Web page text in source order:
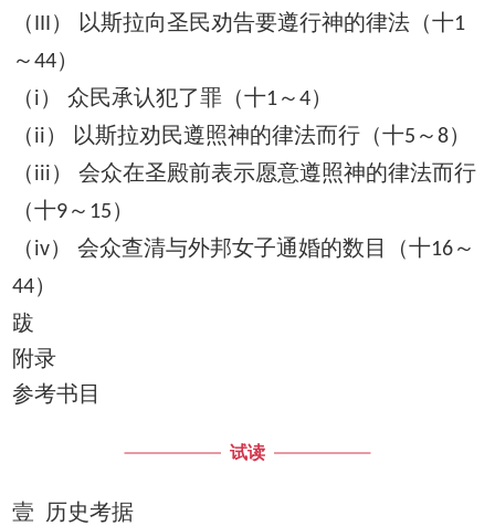
（ III ） 以斯拉向圣民劝告要遵行神的律法（十1
～ 44）
（ i ） 众民承认犯了罪（十1 ～ 4）
（ ii ） 以斯拉劝民遵照神的律法而行（十5 ～ 8）
（ iii ） 会众在圣殿前表示愿意遵照神的律法而行
（十9 ～ 15 ）
（ iv） 会众查清与外邦女子通婚的数目（十16 ～
44）
跋
附录
参考书目
试读
壹 历史考据